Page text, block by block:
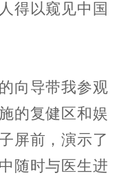
得以窥见中国
向导带我参观
的复健区和娱
屏前，演示了
随时与医生进